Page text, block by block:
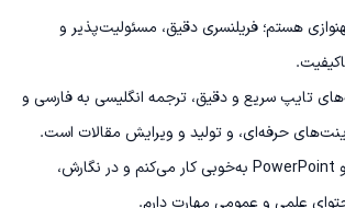
سلام! من یاسمین شهنوازی هستم؛ فریلنسری دقیق، مسئولیت‌پذیر و
تخصص من در زمینه‌های تایپ سریع و دقیق، ترجمه انگلیسی به فارسی و
با نرم‌افزارهای Word و PowerPoint به‌خوبی کار می‌کنم و در نگارش،